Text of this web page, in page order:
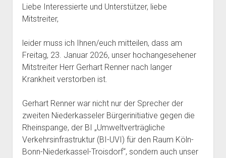
c
e
b
o
o
tt
Liebe Interessierte und Unterstützer, liebe
Mitstreiter,
leider muss ich Ihnen/euch mitteilen, dass am
Freitag, 23. Januar 2026, unser hochangesehener
Mitstreiter Herr Gerhart Renner nach langer
Krankheit verstorben ist.
Gerhart Renner war nicht nur der Sprecher der
zweiten Niederkasseler Bürgerinitiative gegen die
Rheinspange, der BI „Umweltverträgliche
Verkehrsinfrastruktur (BI-UVI) für den Raum Köln-
Bonn-Niederkassel-Troisdorf“, sondern auch unser